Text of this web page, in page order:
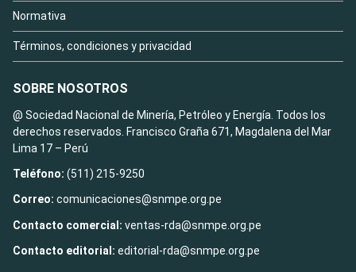
Normativa
Términos, condiciones y privacidad
SOBRE NOSOTROS
@ Sociedad Nacional de Minería, Petróleo y Energía. Todos los
derechos reservados. Francisco Graña 671, Magdalena del Mar
Lima 17 – Perú
Teléfono: (511) 215-9250
Correo: comunicaciones@snmpe.org.pe
Contacto comercial: ventas-rda@snmpe.org.pe
Contacto editorial: editorial-rda@snmpe.org.pe